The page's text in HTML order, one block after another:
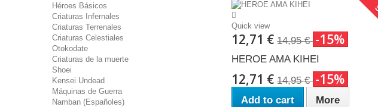
Héroes Básicos
Criaturas Infernales
Criaturas Terrenales
Criaturas Celestiales
Otokodate
Criaturas de la muerte
Shoei
Kensei Undead
Máquinas de Guerra
Namban (Españoles)
Quick view
12,71 € 14,95 € -15%
HEROE AMA KIHEI
12,71 € 14,95 € -15%
Add to cart More